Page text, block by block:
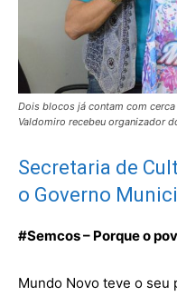
Dois blocos já contam com
Valdomiro recebeu organizador
Secretaria de
o Governo
#Semcos – Porque o
Mundo Novo teve o seu